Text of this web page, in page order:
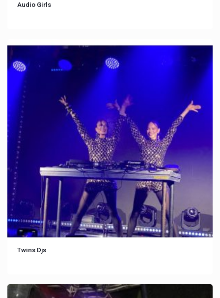
Audio Girls
Twins Djs